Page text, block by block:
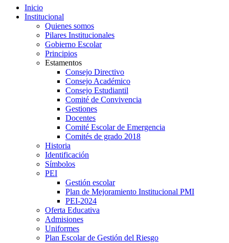
Inicio
Institucional
Quienes somos
Pilares Institucionales
Gobierno Escolar
Principios
Estamentos
Consejo Directivo
Consejo Académico
Consejo Estudiantil
Comité de Convivencia
Gestiones
Docentes
Comité Escolar de Emergencia
Comités de grado 2018
Historia
Identificación
Símbolos
PEI
Gestión escolar
Plan de Mejoramiento Institucional PMI
PEI-2024
Oferta Educativa
Admisiones
Uniformes
Plan Escolar de Gestión del Riesgo